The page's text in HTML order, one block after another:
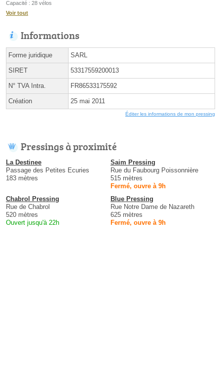
Capacité : 28 vélos
Voir tout
Informations
Forme juridique SARL
SIRET 53317559200013
N° TVA Intra. FR86533175592
Création 25 mai 2011
Éditer les informations de mon pressing
Pressings à proximité
La Destinee
Passage des Petites Ecuries
183 mètres
Saim Pressing
Rue du Faubourg Poissonnière
515 mètres
Fermé, ouvre à 9h
Chabrol Pressing
Rue de Chabrol
520 mètres
Ouvert jusqu'à 22h
Blue Pressing
Rue Notre Dame de Nazareth
625 mètres
Fermé, ouvre à 9h